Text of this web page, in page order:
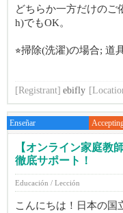
どちらか一方だけのご
h)でもOK。
⭐︎掃除(洗濯)の場合; 道
[Registrant] ebifly
Enseñar
【オンライン家庭教
徹底サポート！
Educación / Lección
こんにちは！日本の国